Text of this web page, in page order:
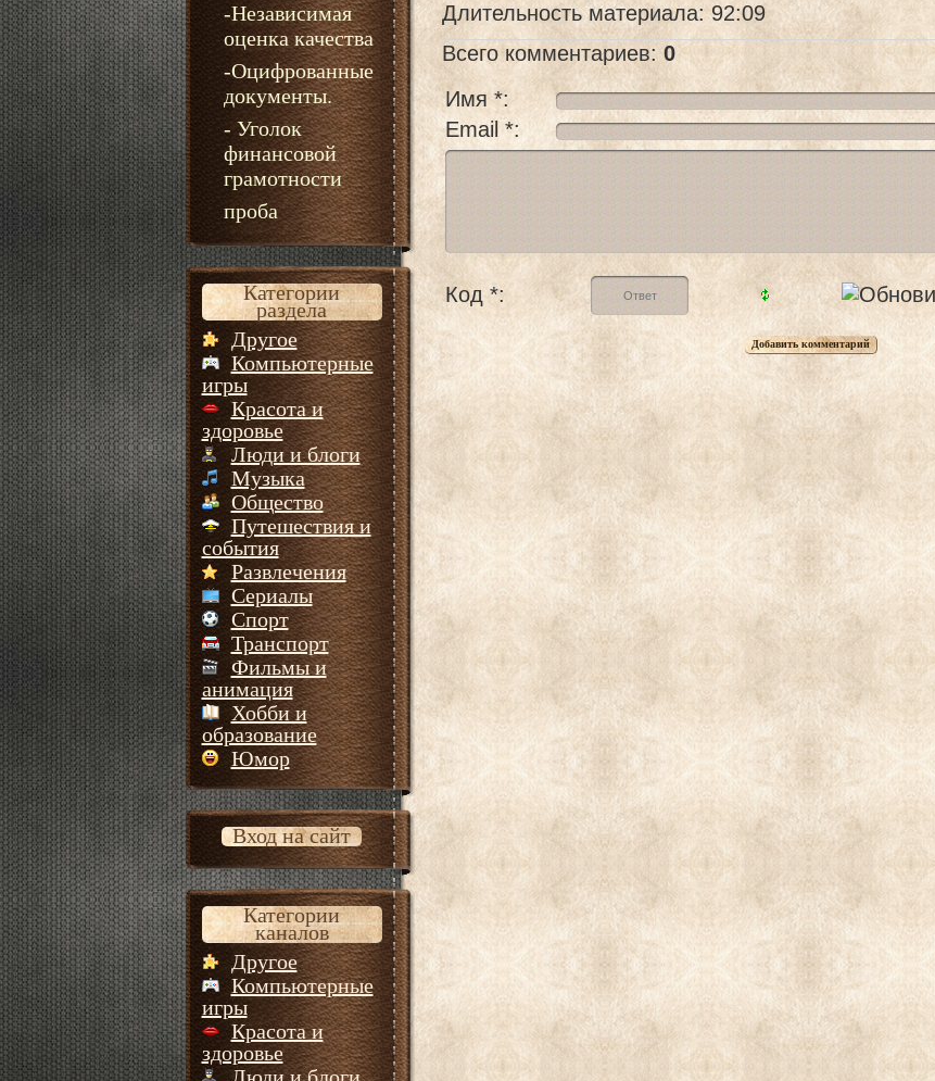
-Независимая
оценка качества
-Оцифрованные
документы.
- Уголок
финансовой
грамотности
проба
Категории
раздела
Другое
Компьютерные
игры
Красота и
здоровье
Люди и блоги
Музыка
Общество
Путешествия и
события
Развлечения
Сериалы
Спорт
Транспорт
Фильмы и
анимация
Хобби и
образование
Юмор
Вход на сайт
Категории
каналов
Другое
Компьютерные
игры
Красота и
здоровье
Длительность материала: 92:09
Всего комментариев: 0
Имя *:
Email *:
Код *: